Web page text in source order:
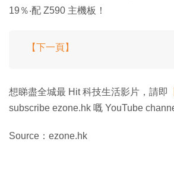
19％‧配 Z590 主機板！
【下一頁】
想睇盡全城最 Hit 科技生活影片，請即
subscribe ezone.hk 嘅 YouTube
Source：ezone.hk